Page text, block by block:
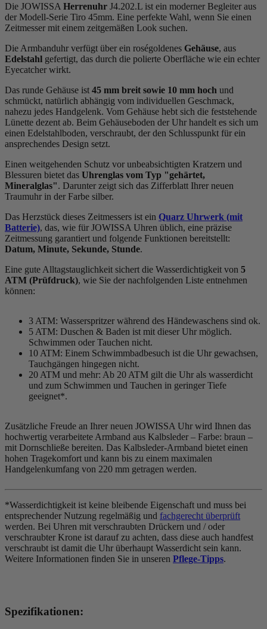
Die JOWISSA Herrenuhr J4.202.L ist ein moderner Begleiter aus
der Modell-Serie Tiro 45mm. Eine perfekte Wahl, wenn Sie einen
Zeitmesser mit einem zeitgemäßen Look suchen.
Die Armbanduhr verfügt über ein roségoldenes Gehäuse, aus
Edelstahl gefertigt, das durch die polierte Oberfläche wie ein echter
Eyecatcher wirkt.
Das runde Gehäuse ist 45 mm breit sowie 10 mm hoch und
schmückt, natürlich abhängig vom individuellen Geschmack,
nahezu jedes Handgelenk. Vom Gehäuse hebt sich die feststehende
Lünette dezent ab. Beim Gehäuseboden der Uhr handelt es sich um
einen Edelstahlboden, verschraubt, der den Schlusspunkt für ein
ansprechendes Design setzt.
Einen weitgehenden Schutz vor unbeabsichtigten Kratzern und
Blessuren bietet das Uhrenglas vom Typ "gehärtet,
Mineralglas". Darunter zeigt sich das Zifferblatt Ihrer neuen
Traumuhr in der Farbe silber.
Das Herzstück dieses Zeitmessers ist ein Quarz Uhrwerk (mit
Batterie), das, wie für JOWISSA Uhren üblich, eine präzise
Zeitmessung garantiert und folgende Funktionen bereitstellt:
Datum, Minute, Sekunde, Stunde.
Eine gute Alltagstauglichkeit sichert die Wasserdichtigkeit von 5
ATM (Prüfdruck), wie Sie der nachfolgenden Liste entnehmen
können:
3 ATM: Wasserspritzer während des Händewaschens sind ok.
5 ATM: Duschen & Baden ist mit dieser Uhr möglich.
Schwimmen oder Tauchen nicht.
10 ATM: Einem Schwimmbadbesuch ist die Uhr gewachsen,
Tauchgängen hingegen nicht.
20 ATM und mehr: Ab 20 ATM gilt die Uhr als wasserdicht
und zum Schwimmen und Tauchen in geringer Tiefe
geeignet*.
Zusätzliche Freude an Ihrer neuen JOWISSA Uhr wird Ihnen das
hochwertig verarbeitete Armband aus Kalbsleder – Farbe: braun –
mit Dornschließe bereiten. Das Kalbsleder-Armband bietet einen
hohen Tragekomfort und kann bis zu einem maximalen
Handgelenkumfang von 220 mm getragen werden.
*Wasserdichtigkeit ist keine bleibende Eigenschaft und muss bei
entsprechender Nutzung regelmäßig und fachgerecht überprüft
werden. Bei Uhren mit verschraubten Drückern und / oder
verschraubter Krone ist darauf zu achten, dass diese auch handfest
verschraubt ist damit die Uhr überhaupt Wasserdicht sein kann.
Weitere Informationen finden Sie in unseren Pflege-Tipps.
Spezifikationen: